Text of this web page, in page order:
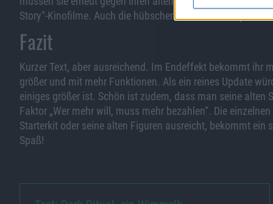
Story“-Kinofilme. Auch die hübscheren
Fazit
Kurzer Text, aber ausreichend. Im Endeffekt bekommt ihr
größer und mit mehr Funktionen. Als ein reines Update
einiges größer ist. Schön ist zudem, dass man seine
Faktor „Wer mehr will, muss mehr bezahlen“. Die
Starterkit oder seine alten Figuren ausreicht, bekommt
Spaß!